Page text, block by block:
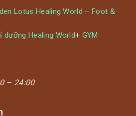
Lotus Healing World – Foot &
dưỡng Healing World+ GYM
– 24:00